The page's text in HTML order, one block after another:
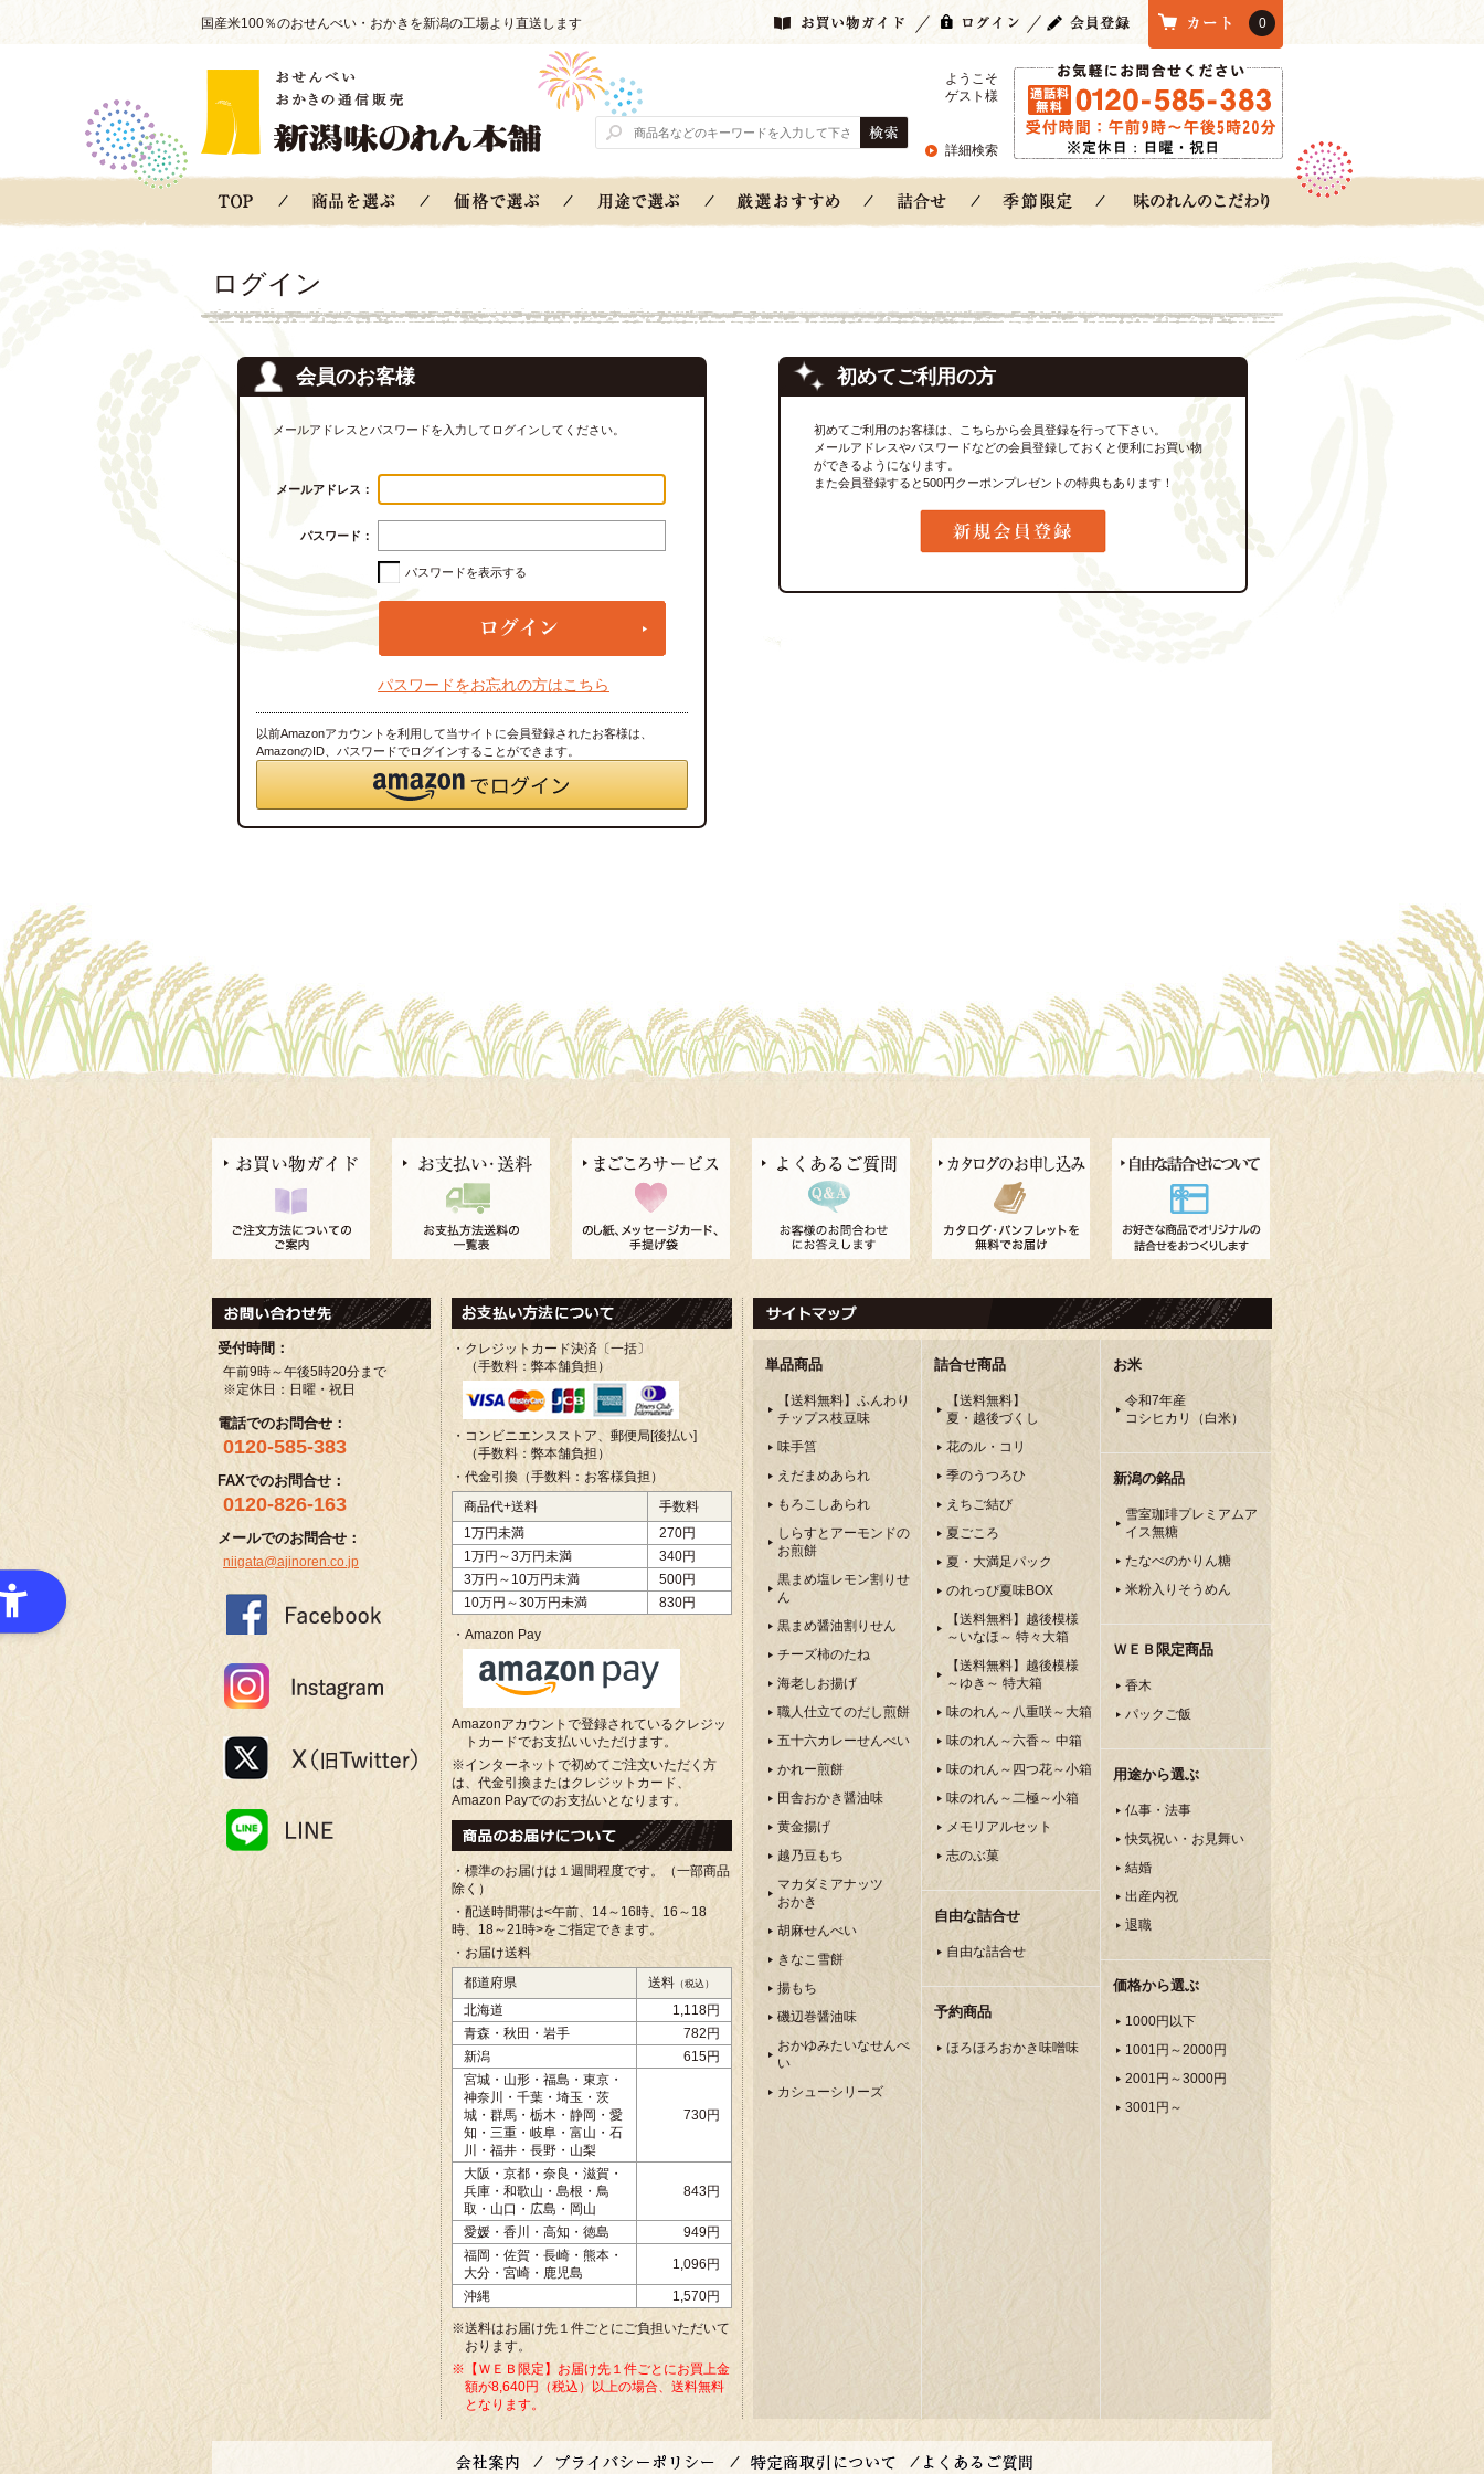
国産米100％のおせんべい・おかきを新潟の工場より直送します 0
ようこそ
ゲスト様
詳細検索
ログイン
会員のお客様
メールアドレスとパスワードを入力してログインしてください。
メールアドレス：
パスワード：
パスワードを表示する
パスワードをお忘れの方はこちら
以前Amazonアカウントを利用して当サイトに会員登録されたお客様は、
AmazonのID、パスワードでログインすることができます。
初めてご利用の方
初めてご利用のお客様は、こちらから会員登録を行って下さい。
メールアドレスやパスワードなどの会員登録しておくと便利にお買い物
ができるようになります。
また会員登録すると500円クーポンプレゼントの特典もあります！
受付時間：
午前9時～午後5時20分まで
※定休日：日曜・祝日
電話でのお問合せ：
0120-585-383
FAXでのお問合せ：
0120-826-163
メールでのお問合せ：
niigata@ajinoren.co.jp
・クレジットカード決済〔一括〕
（手数料：弊本舗負担）
・コンビニエンスストア、郵便局[後払い]
（手数料：弊本舗負担）
・代金引換（手数料：お客様負担）
商品代+送料
手数料
1万円未満
270円
1万円～3万円未満
340円
3万円～10万円未満
500円
10万円～30万円未満
830円
・Amazon Pay
Amazonアカウントで登録されているクレジッ
トカードでお支払いいただけます。
※インターネットで初めてご注文いただく方
は、代金引換またはクレジットカード、
Amazon Payでのお支払いとなります。
・標準のお届けは１週間程度です。（一部商品
除く）
・配送時間帯は<午前、 14～16時、16～18
時、18～21時>をご指定できます。
・お届け送料
都道府県
送料 （税込）
北海道
1,118円
青森・秋田・岩手
782円
新潟
615円
宮城・山形・福島・東京・
神奈川・千葉・埼玉・茨
城・群馬・栃木・静岡・愛
知・三重・岐阜・富山・石
川・福井・長野・山梨
730円
大阪・京都・奈良・滋賀・
兵庫・和歌山・島根・鳥
取・山口・広島・岡山
843円
愛媛・香川・高知・徳島
949円
福岡・佐賀・長崎・熊本・
大分・宮崎・鹿児島
1,096円
沖縄 1,570円
※送料はお届け先１件ごとにご負担いただいて
おります。
※【ＷＥＢ限定】お届け先１件ごとにお買上金
額が8,640円（税込）以上の場合、送料無料
となります。
単品商品
【送料無料】ふんわり
チップス枝豆味
味手筥
えだまめあられ
もろこしあられ
しらすとアーモンドの
お煎餅
黒まめ塩レモン割りせ
ん
黒まめ醤油割りせん
チーズ柿のたね
海老しお揚げ
職人仕立てのだし煎餅
五十六カレーせんべい
かれー煎餅
田舎おかき醤油味
黄金揚げ
越乃豆もち
マカダミアナッツ
おかき
胡麻せんべい
きなこ雪餅
揚もち
磯辺巻醤油味
おかゆみたいなせんべ
い
カシューシリーズ
詰合せ商品
【送料無料】
夏・越後づくし
花のル・コリ
季のうつろひ
えちご結び
夏ごころ
夏・大満足パック
のれっぴ夏味BOX
【送料無料】越後模様
～いなほ～ 特々大箱
【送料無料】越後模様
～ゆき～ 特大箱
味のれん～八重咲～大箱
味のれん～六香～ 中箱
味のれん～四つ花～小箱
味のれん～二極～小箱
メモリアルセット
志のぶ菓
自由な詰合せ
自由な詰合せ
予約商品
ほろほろおかき味噌味
お米
令和7年産
コシヒカリ（白米）
新潟の銘品
雪室珈琲プレミアムア
イス無糖
たなべのかりん糖
米粉入りそうめん
ＷＥＢ限定商品
香木
パックご飯
用途から選ぶ
仏事・法事
快気祝い・お見舞い
結婚
出産内祝
退職
価格から選ぶ
1000円以下
1001円～2000円
2001円～3000円
3001円～